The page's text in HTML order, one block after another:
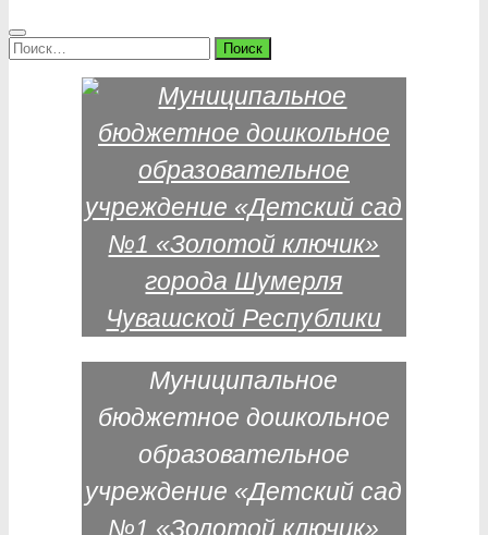
Найти:
Муниципальное
бюджетное дошкольное
образовательное
учреждение «Детский сад
№1 «Золотой ключик»